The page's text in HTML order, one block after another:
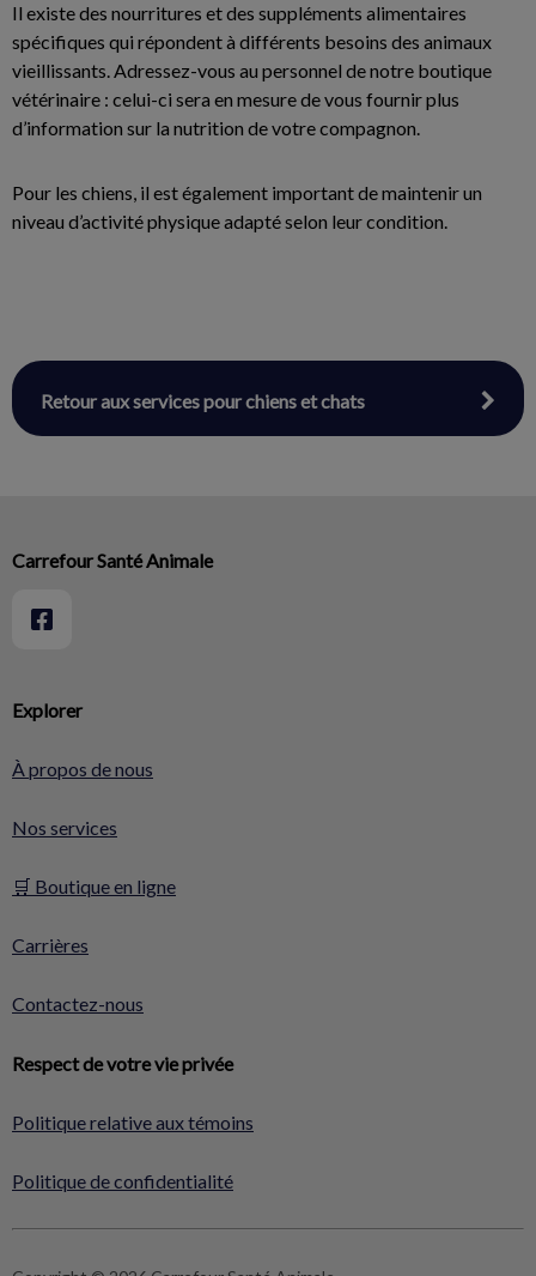
Il existe des nourritures et des suppléments alimentaires
spécifiques qui répondent à différents besoins des animaux
vieillissants. Adressez-vous au personnel de notre boutique
vétérinaire : celui-ci sera en mesure de vous fournir plus
d’information sur la nutrition de votre compagnon.
Pour les chiens, il est également important de maintenir un
niveau d’activité physique adapté selon leur condition.
Retour aux services pour chiens et chats
Explorer
À propos de nous
Nos services
🛒 Boutique en ligne
Carrières
Contactez-nous
Respect de votre vie privée
Politique relative aux témoins
Politique de confidentialité
Carrefour Santé Animale